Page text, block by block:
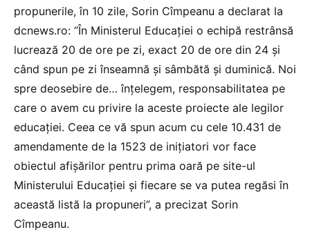
propunerile, în 10 zile, Sorin Cîmpeanu a declarat la
dcnews.ro: “În Ministerul Educației o echipă restrânsă
lucrează 20 de ore pe zi, exact 20 de ore din 24 și
când spun pe zi înseamnă și sâmbătă și duminică. Noi
spre deosebire de… înțelegem, responsabilitatea pe
care o avem cu privire la aceste proiecte ale legilor
educației. Ceea ce vă spun acum cu cele 10.431 de
amendamente de la 1523 de inițiatori vor face
obiectul afișărilor pentru prima oară pe site-ul
Ministerului Educației și fiecare se va putea regăsi în
această listă la propuneri”, a precizat Sorin
Cîmpeanu.